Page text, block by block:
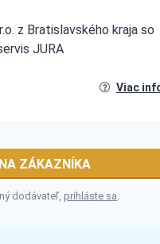
z Bratislavského kraja so
JURA
Viac
ZÁKAZNÍKA
dodávateľ,prihláste sa.